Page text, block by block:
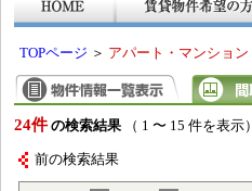
TOPページ ＞ アパート・マンション
24件 の検索結果 （ 1 〜 15 件を表示）
前の検索結果